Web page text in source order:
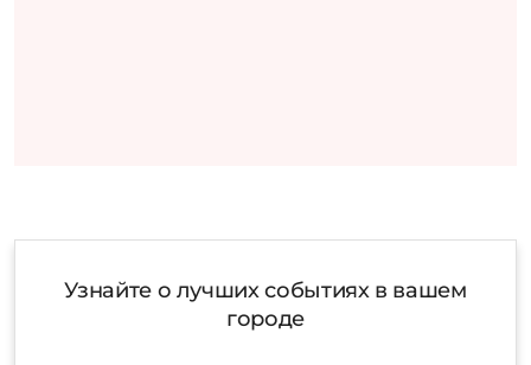
Узнайте о лучших событиях в вашем
городе